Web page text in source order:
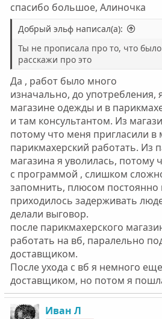
спасибо большое, Алиночка
Добрый эльф написал(а):
Ты не прописала про то, что
расскажи про это
Да , работ было много
изначально, до употребления,
магазине одежды и в
и там консультантом. Из
потому что меня пригласили в
парикмахерский работать. Из
магазина я уволилась, потому
с программой , слишком
запомнить, плюсом постоянно
приходилось задерживать
делали выговор.
после парикмахерского
работать на вб, паралельно
доставщиком.
После ухода с вб я немного
доставщиком, но потом я
Иван Л